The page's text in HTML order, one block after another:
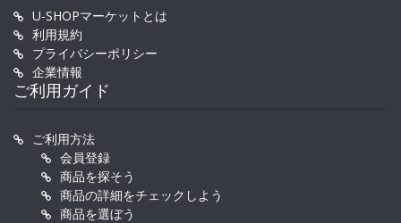
U-SHOPマーケットとは
利用規約
プライバシーポリシー
企業情報
ご利用ガイド
ご利用方法
会員登録
商品を探そう
商品の詳細をチェックしよう
商品を選ぼう